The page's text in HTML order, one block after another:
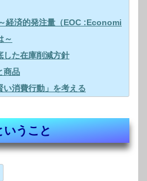
経済的発注量（EOC :Economi
～
した在庫削減方針
商品
い消費行動」を考える
いうこと